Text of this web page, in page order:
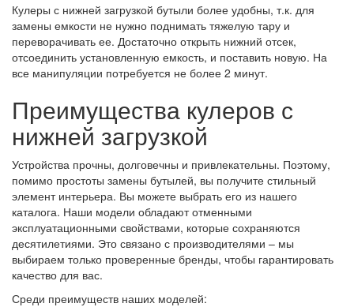
Кулеры с нижней загрузкой бутыли более удобны, т.к. для
замены емкости не нужно поднимать тяжелую тару и
переворачивать ее. Достаточно открыть нижний отсек,
отсоединить установленную емкость, и поставить новую. На
все манипуляции потребуется не более 2 минут.
Преимущества кулеров с
нижней загрузкой
Устройства прочны, долговечны и привлекательны. Поэтому,
помимо простоты замены бутылей, вы получите стильный
элемент интерьера. Вы можете выбрать его из нашего
каталога. Наши модели обладают отменными
эксплуатационными свойствами, которые сохраняются
десятилетиями. Это связано с производителями – мы
выбираем только проверенные бренды, чтобы гарантировать
качество для вас.
Среди преимуществ наших моделей: